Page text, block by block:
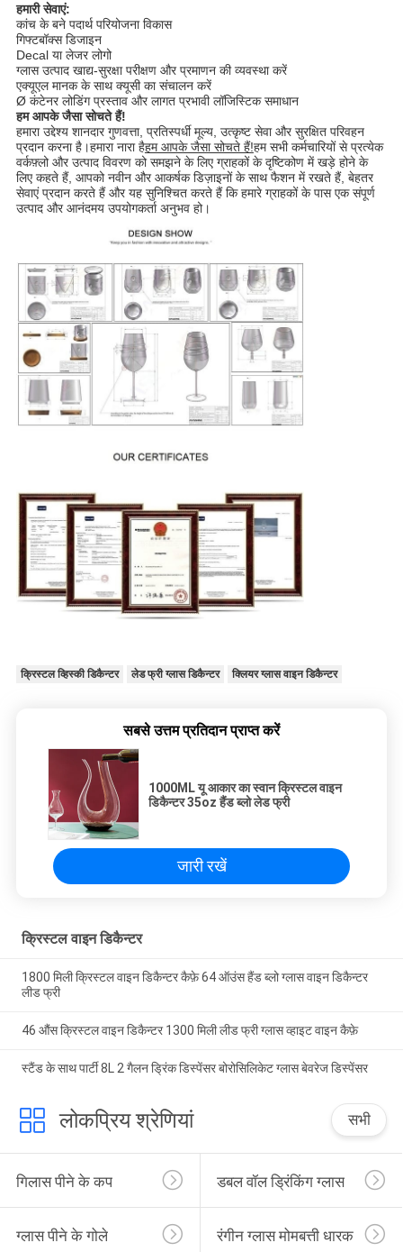
हमारी सेवाएं:
कांच के बने पदार्थ परियोजना विकास
गिफ्टबॉक्स डिजाइन
Decal या लेजर लोगो
ग्लास उत्पाद खाद्य-सुरक्षा परीक्षण और प्रमाणन की व्यवस्था करें
एक्यूएल मानक के साथ क्यूसी का संचालन करें
Ø कंटेनर लोडिंग प्रस्ताव और लागत प्रभावी लॉजिस्टिक समाधान
हम आपके जैसा सोचते हैं!
हमारा उद्देश्य शानदार गुणवत्ता, प्रतिस्पर्धी मूल्य, उत्कृष्ट सेवा और सुरक्षित परिवहन
प्रदान करना है।हमारा नारा हैहम आपके जैसा सोचते हैं!हम सभी कर्मचारियों से प्रत्येक
वर्कफ़्लो और उत्पाद विवरण को समझने के लिए ग्राहकों के दृष्टिकोण में खड़े होने के
लिए कहते हैं, आपको नवीन और आकर्षक डिज़ाइनों के साथ फैशन में रखते हैं, बेहतर
सेवाएं प्रदान करते हैं और यह सुनिश्चित करते हैं कि हमारे ग्राहकों के पास एक संपूर्ण
उत्पाद और आनंदमय उपयोगकर्ता अनुभव हो।
क्रिस्टल व्हिस्की डिकैन्टर लेड फ्री ग्लास डिकैन्टर क्लियर ग्लास वाइन डिकैन्टर
सबसे उत्तम प्रतिदान प्राप्त करें
1000ML यू आकार का स्वान क्रिस्टल वाइन
डिकैन्टर 35oz हैंड ब्लो लेड फ्री
जारी रखें
क्रिस्टल वाइन डिकैन्टर
1800 मिली क्रिस्टल वाइन डिकैन्टर कैफ़े 64 ऑउंस हैंड ब्लो ग्लास वाइन डिकैन्टर
लीड फ्री
46 औंस क्रिस्टल वाइन डिकैन्टर 1300 मिली लीड फ्री ग्लास व्हाइट वाइन कैफ़े
स्टैंड के साथ पार्टी 8L 2 गैलन ड्रिंक डिस्पेंसर बोरोसिलिकेट ग्लास बेवरेज डिस्पेंसर
लोकप्रिय श्रेणियां सभी
गिलास पीने के कप डबल वॉल ड्रिंकिंग ग्लास
ग्लास पीने के गोले रंगीन ग्लास मोमबत्ती धारक